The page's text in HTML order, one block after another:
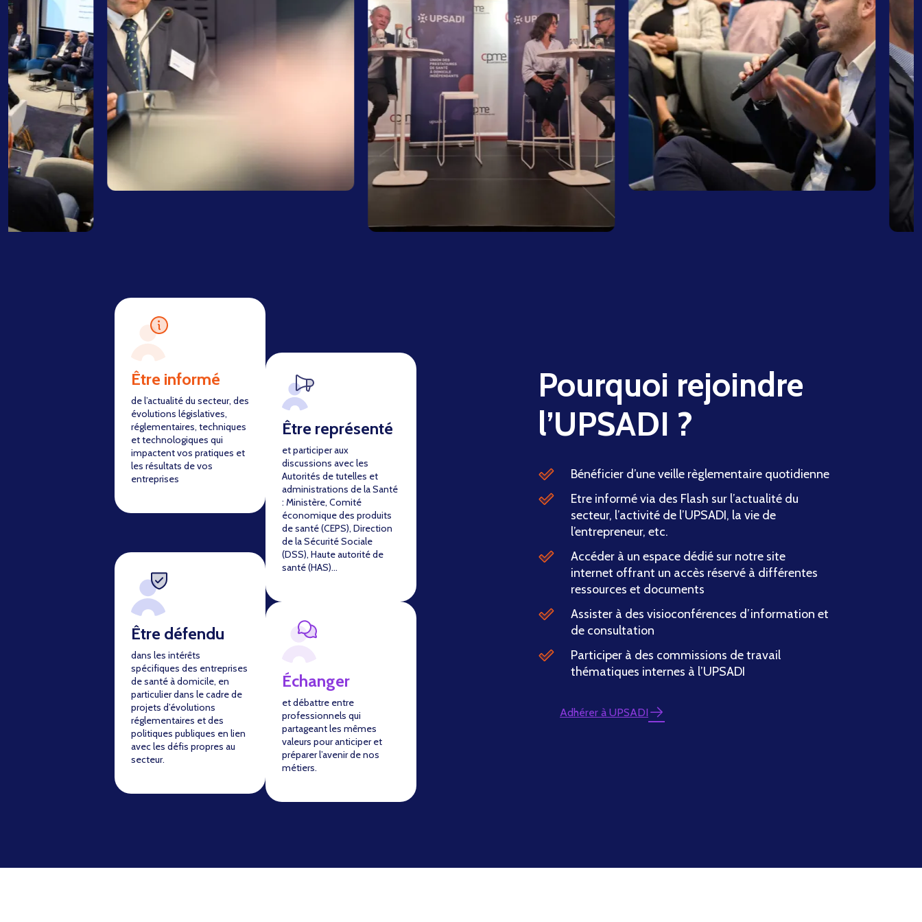
Être informé
de l’actualité du secteur, des
évolutions législatives,
réglementaires, techniques
et technologiques qui
impactent vos pratiques et
les résultats de vos
entreprises
Être représenté
et participer aux
discussions avec les
Autorités de tutelles et
administrations de la Santé
: Ministère, Comité
économique des produits
de santé (CEPS), Direction
de la Sécurité Sociale
(DSS), Haute autorité de
santé (HAS)…
Être défendu
dans les intérêts
spécifiques des entreprises
de santé à domicile, en
particulier dans le cadre de
projets d’évolutions
réglementaires et des
politiques publiques en lien
avec les défis propres au
secteur.
Échanger
et débattre entre
professionnels qui
partageant les mêmes
valeurs pour anticiper et
préparer l’avenir de nos
métiers.
Pourquoi rejoindre
l’UPSADI ?
Bénéficier d’une veille règlementaire quotidienne
Etre informé via des Flash sur l’actualité du
secteur, l’activité de l’UPSADI, la vie de
l’entrepreneur, etc.
Accéder à un espace dédié sur notre site
internet offrant un accès réservé à différentes
ressources et documents
Assister à des visioconférences d’information et
de consultation
Participer à des commissions de travail
thématiques internes à l’UPSADI
Adhérer à UPSADI